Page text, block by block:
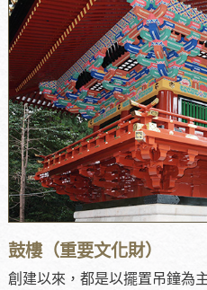
鼓樓（重要文化財）
創建以來，都是以擺置吊鐘為